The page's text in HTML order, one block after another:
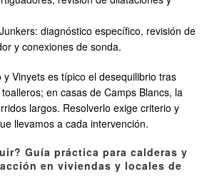
diagnóstico específico, revisión de
y conexiones de sonda.
y Vinyets es típico el desequilibrio tras
en casas de Camps Blancs, la
largos. Resolverlo exige criterio y
llevamos a cada intervención.
Guía práctica para calderas y
en viviendas y locales de